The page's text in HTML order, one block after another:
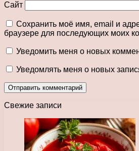
Сайт
Сохранить моё имя, email и
браузере для последующих моих
Уведомить меня о новых
Уведомлять меня о новых
Свежие записи